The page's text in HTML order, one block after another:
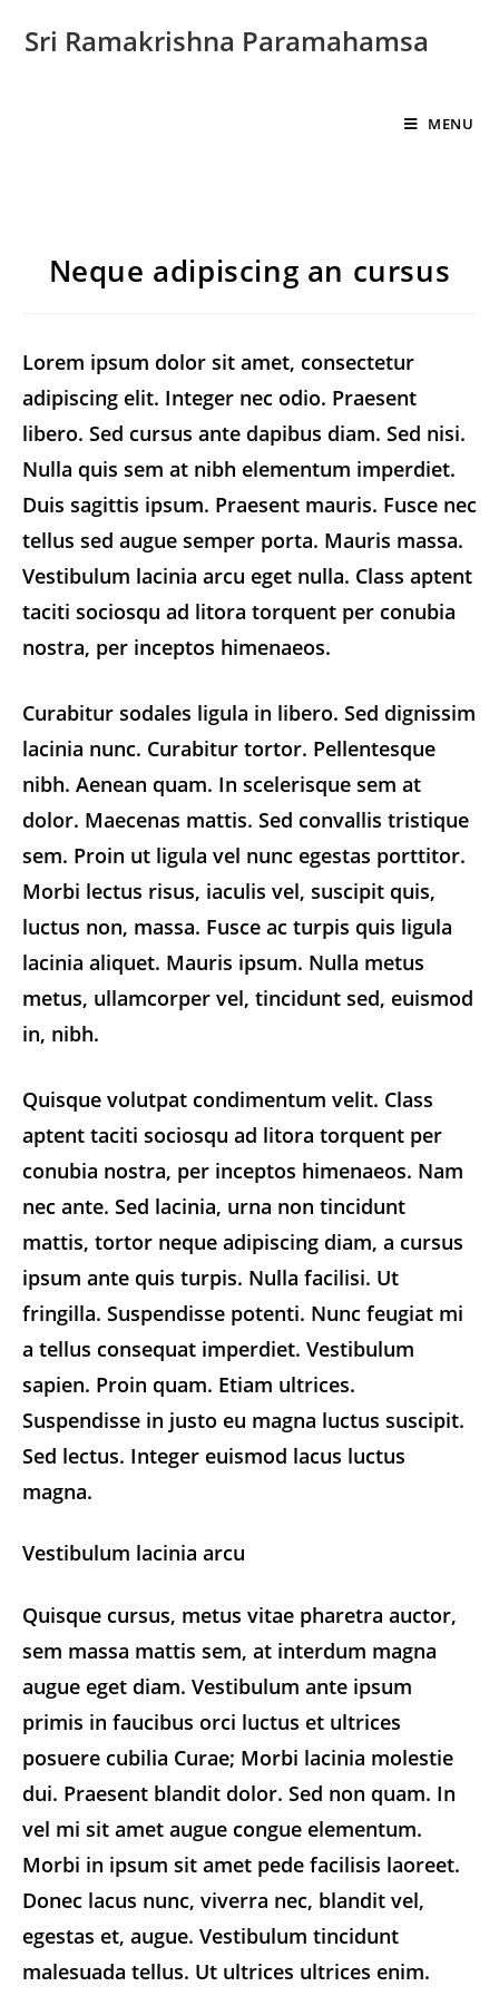
Sri Ramakrishna Paramahamsa
MENU
Neque adipiscing an cursus
Lorem ipsum dolor sit amet, consectetur
adipiscing elit. Integer nec odio. Praesent
libero. Sed cursus ante dapibus diam. Sed nisi.
Nulla quis sem at nibh elementum imperdiet.
Duis sagittis ipsum. Praesent mauris. Fusce nec
tellus sed augue semper porta. Mauris massa.
Vestibulum lacinia arcu eget nulla. Class aptent
taciti sociosqu ad litora torquent per conubia
nostra, per inceptos himenaeos.
Curabitur sodales ligula in libero. Sed dignissim
lacinia nunc. Curabitur tortor. Pellentesque
nibh. Aenean quam. In scelerisque sem at
dolor. Maecenas mattis. Sed convallis tristique
sem. Proin ut ligula vel nunc egestas porttitor.
Morbi lectus risus, iaculis vel, suscipit quis,
luctus non, massa. Fusce ac turpis quis ligula
lacinia aliquet. Mauris ipsum. Nulla metus
metus, ullamcorper vel, tincidunt sed, euismod
in, nibh.
Quisque volutpat condimentum velit. Class
aptent taciti sociosqu ad litora torquent per
conubia nostra, per inceptos himenaeos. Nam
nec ante. Sed lacinia, urna non tincidunt
mattis, tortor neque adipiscing diam, a cursus
ipsum ante quis turpis. Nulla facilisi. Ut
fringilla. Suspendisse potenti. Nunc feugiat mi
a tellus consequat imperdiet. Vestibulum
sapien. Proin quam. Etiam ultrices.
Suspendisse in justo eu magna luctus suscipit.
Sed lectus. Integer euismod lacus luctus
magna.
Vestibulum lacinia arcu
Quisque cursus, metus vitae pharetra auctor,
sem massa mattis sem, at interdum magna
augue eget diam. Vestibulum ante ipsum
primis in faucibus orci luctus et ultrices
posuere cubilia Curae; Morbi lacinia molestie
dui. Praesent blandit dolor. Sed non quam. In
vel mi sit amet augue congue elementum.
Morbi in ipsum sit amet pede facilisis laoreet.
Donec lacus nunc, viverra nec, blandit vel,
egestas et, augue. Vestibulum tincidunt
malesuada tellus. Ut ultrices ultrices enim.